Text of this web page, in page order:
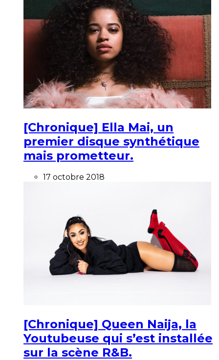
[Chronique] Ella Mai, un
premier disque synthétique
mais prometteur.
17 octobre 2018
[Chronique] Queen Naija, la
Youtubeuse qui s’est installée
sur la scène R&B.